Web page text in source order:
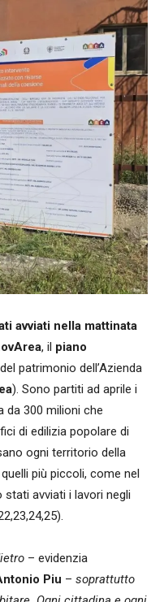
avviati nella mattinata
, il piano
del patrimonio dell’Azienda
). Sono partiti ad aprile i
da 300 milioni che
di edilizia popolare di
ogni territorio della
più piccoli, come nel
avviati i lavori negli
– evidenzia
Piu – soprattutto